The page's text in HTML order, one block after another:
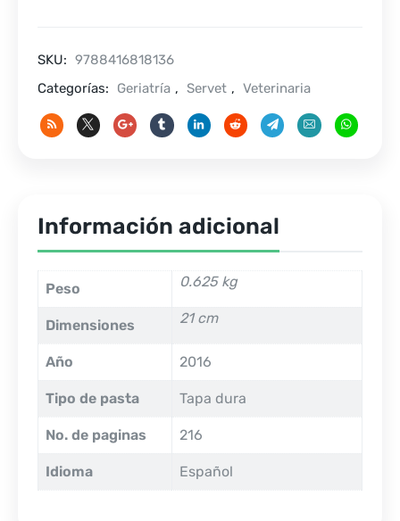
SKU: 9788416818136
Categorías:
Geriatría , Servet , Veterinaria
Información adicional
Peso 0.625 kg
Dimensiones 21 cm
Año 2016
Tipo de pasta Tapa dura
No. de paginas 216
Idioma Español